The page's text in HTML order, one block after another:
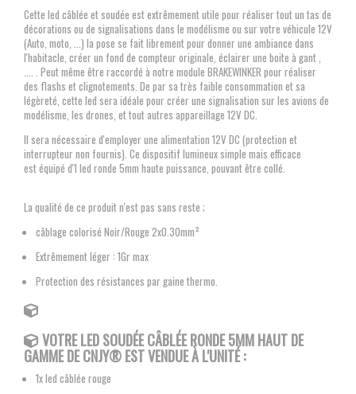
Cette led câblée et soudée est extrêmement utile pour réaliser tout un tas de
décorations ou de signalisations dans le modélisme ou sur votre véhicule 12V
(Auto, moto, ...) la pose se fait librement pour donner une ambiance dans
l'habitacle, créer un fond de compteur originale, éclairer une boite à gant ,
.... . Peut même être raccordé à notre module BRAKEWINKER pour réaliser
des flashs et clignotements. De par sa très faible consommation et sa
légèreté, cette led sera idéale pour créer une signalisation sur les avions de
modélisme, les drones, et tout autres appareillage 12V DC.
Il sera nécessaire d'employer une alimentation 12V DC (protection et
interrupteur non fournis). Ce dispositif lumineux simple mais efficace
est équipé d'1 led ronde 5mm haute puissance, pouvant être collé.
La qualité de ce produit n'est pas sans reste ;
câblage colorisé Noir/Rouge 2x0.30mm²
Extrêmement léger : 1Gr max
Protection des résistances par gaine thermo.
VOTRE LED SOUDÉE CÂBLÉE RONDE 5MMHAUT DE
GAMME DE CNJY®EST VENDUE À L'UNITÉ :
1x led câblée rouge